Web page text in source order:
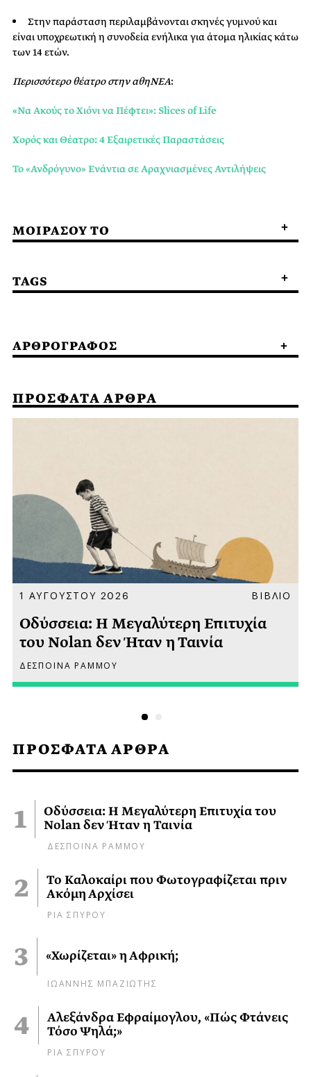
ΠΡΟΣΦΑΤΑ ΑΡΘΡΑ
Οδύσσεια: Η Μεγαλύτερη Επιτυχία του
Nolan δεν Ήταν η Ταινία
ΔΕΣΠΟΙΝΑ ΡΑΜΜΟΥ
Το Καλοκαίρι που Φωτογραφίζεται πριν
Ακόμη Αρχίσει
ΡΙΑ ΣΠΥΡΟΥ
«Χωρίζεται» η Αφρική;
ΙΩΑΝΝΗΣ ΜΠΑΖΙΩΤΗΣ
Αλεξάνδρα Εφραίμογλου, «Πώς Φτάνεις
Τόσο Ψηλά;»
ΡΙΑ ΣΠΥΡΟΥ
Στην παράσταση περιλαμβάνονται σκηνές γυμνού και
είναι υποχρεωτική η συνοδεία ενήλικα για άτομα ηλικίας κάτω
των 14 ετών.
Περισσότερο θέατρο στην αθηΝΕΑ:
«Να Ακούς το Χιόνι να Πέφτει»: Slices of Life
Χορός και Θέατρο: 4 Εξαιρετικές Παραστάσεις
Το «Ανδρόγυνο» Ενάντια σε Αραχνιασμένες Αντιλήψεις
ΜΟΙΡΑΣΟΥ ΤΟ
TAGS
ΑΡΘΡΟΓΡΑΦΟΣ
ΠΡΟΣΦΑΤΑ ΑΡΘΡΑ
1 ΑΥΓΟΥΣΤΟΥ 2026 ΒΙΒΛΙΟ
Οδύσσεια: Η Μεγαλύτερη Επιτυχία
του Nolan δεν Ήταν η Ταινία
ΔΕΣΠΟΙΝΑ ΡΑΜΜΟΥ